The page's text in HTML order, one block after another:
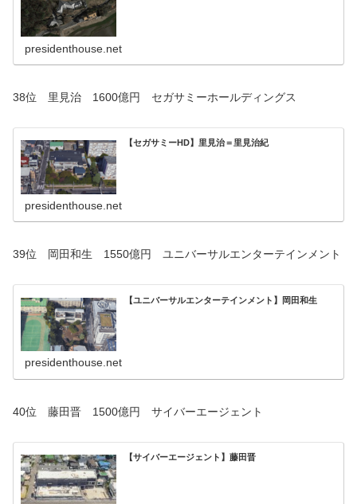
presidenthouse.net
38位 里見治 1600億円 セガサミーホールディングス
【セガサミーHD】里見治＝里見治紀
presidenthouse.net
39位 岡田和生 1550億円 ユニバーサルエンターテインメント
【ユニバーサルエンターテインメント】岡田和生
presidenthouse.net
40位 藤田晋 1500億円 サイバーエージェント
【サイバーエージェント】藤田晋